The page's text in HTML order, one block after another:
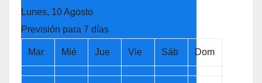
Lunes, 10 Agosto
Previsión para 7 días
Mar Mié Jue Vie Sáb Dom